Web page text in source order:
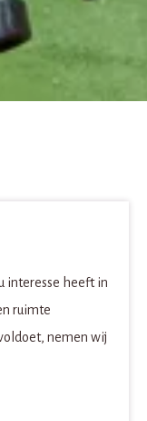
interesse heeft in
ruimte
nemen wij